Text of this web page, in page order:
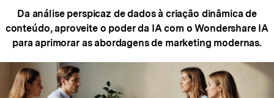
Loja
Suporte
Da análise perspicaz de dados à criação dinâmica de
conteúdo, aproveite o poderda IA com o Wondershare IA
para aprimorar as abordagens de marketing modernas.